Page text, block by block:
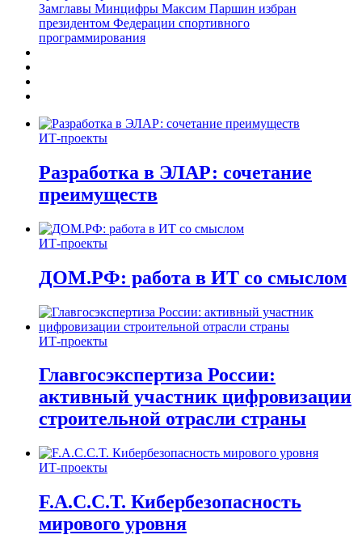
Замглавы Минцифры Максим Паршин избран
президентом Федерации спортивного
программирования
ИТ-проекты
Разработка в ЭЛАР: сочетание
преимуществ
ИТ-проекты
ДОМ.РФ: работа в ИТ со смыслом
ИТ-проекты
Главгосэкспертиза России:
активный участник цифровизации
строительной отрасли страны
ИТ-проекты
F.A.C.C.T. Кибербезопасность
мирового уровня